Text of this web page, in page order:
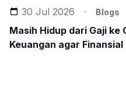
30 Jul 2026 Blogs
Masih Hidup dari Gaji ke
Keuangan agar